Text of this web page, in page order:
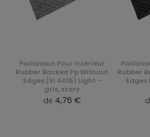
Paillasson Pour Intérieur
Rubber Backed Pp Without
Edges (Vi 4015) Light -
gris, szary
de 4,76 €
Rubber
Edges